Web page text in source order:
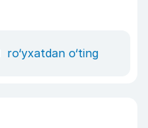
ro‘yxatdan o‘ting